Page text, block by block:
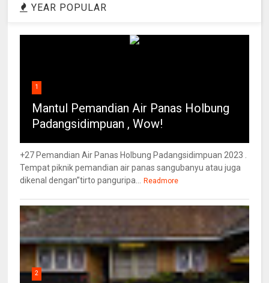
YEAR POPULAR
1
Mantul Pemandian Air Panas Holbung
Padangsidimpuan , Wow!
+27 Pemandian Air Panas Holbung Padangsidimpuan 2023 .
Tempat piknik pemandian air panas sangubanyu atau juga
dikenal dengan”tirto panguripa...
Readmore
2